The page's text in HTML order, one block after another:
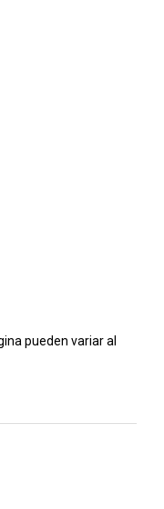
pueden variar al